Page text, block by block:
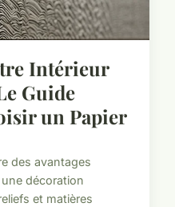
Intérieur
Guide
un Papier
des avantages
décoration
et matières